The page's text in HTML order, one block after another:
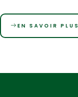
EN SAVOIR PLUS